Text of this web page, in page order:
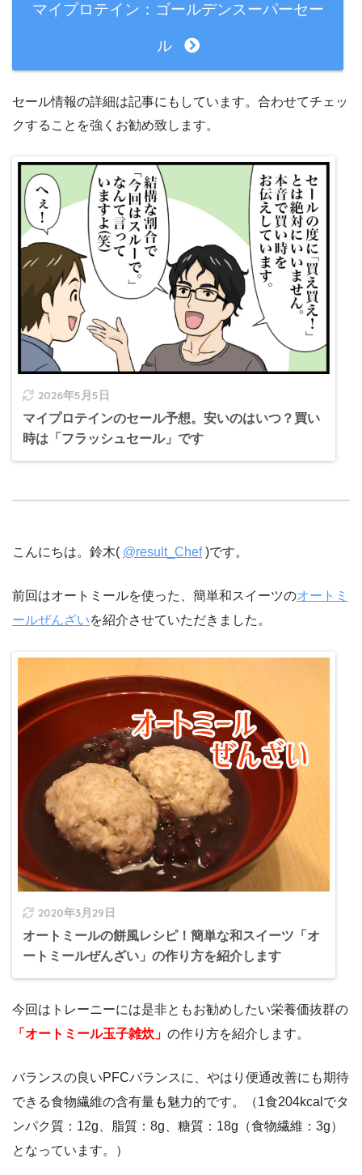
マイプロテイン：ゴールデンスーパーセー
ル
セール情報の詳細は記事にもしています。合わせてチェッ
クすることを強くお勧め致します。
2026年5月5日
マイプロテインのセール予想。安いのはいつ？買い
時は「フラッシュセール」です
こんにちは。鈴木( @result_Chef)です。
前回はオートミールを使った、簡単和スイーツのオートミ
ールぜんざいを紹介させていただきました。
2020年3月29日
オートミールの餅風レシピ！簡単な和スイーツ「オ
ートミールぜんざい」の作り方を紹介します
今回はトレーニーには是非ともお勧めしたい栄養価抜群の
「オートミール玉子雑炊」 の作り方を紹介します。
バランスの良いPFCバランスに、やはり便通改善にも期待
できる食物繊維の含有量も魅力的です。（1食204kcalでタ
ンパク質：12g、脂質：8g、糖質：18g（食物繊維：3g）
となっています。）